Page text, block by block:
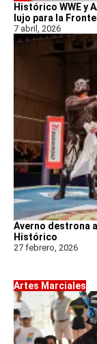
Histórico WWE y
lujo para la
7 abril, 2026
Averno destrona
Histórico
27 febrero, 2026
Artes Marciales